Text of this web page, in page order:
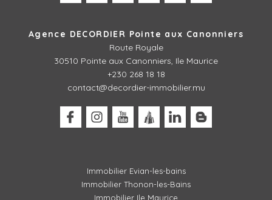
Agence DECORDIER Pointe aux Canonniers
Route Royale
30510 Pointe aux Canonniers, Ile Maurice
+230 268 18 18
contact@decordier-immobilier.mu
Immobilier Evian-les-bains
Immobilier Thonon-les-Bains
Immobilier Ile Maurice